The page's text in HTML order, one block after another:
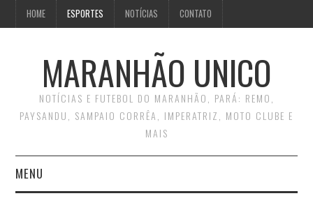
HOME ESPORTES NOTÍCIAS CONTATO
MARANHÃO UNICO
NOTÍCIAS E FUTEBOL DO MARANHÃO, PARÁ: REMO,
PAYSANDU, SAMPAIO CORRÊA, IMPERATRIZ, MOTO CLUBE E
MAIS
MENU